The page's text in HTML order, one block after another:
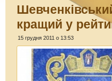
кращий у
15 грудня 2011 о 13:53